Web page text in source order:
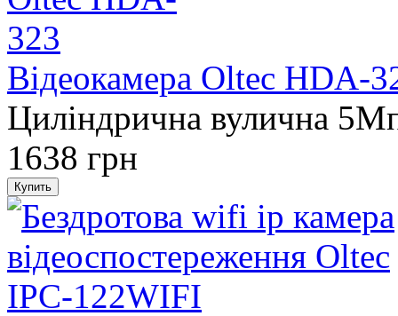
Відеокамера Oltec HDA-
Циліндрична вулична
1638 грн